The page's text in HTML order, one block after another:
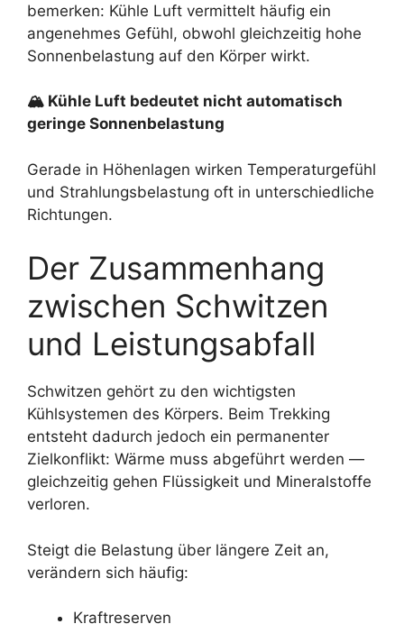
bemerken: Kühle Luft vermittelt häufig ein
angenehmes Gefühl, obwohl gleichzeitig hohe
Sonnenbelastung auf den Körper wirkt.
🏔 Kühle Luft bedeutet nicht automatisch
geringe Sonnenbelastung
Gerade in Höhenlagen wirken Temperaturgefühl
und Strahlungsbelastung oft in unterschiedliche
Richtungen.
Der Zusammenhang
zwischen Schwitzen
und Leistungsabfall
Schwitzen gehört zu den wichtigsten
Kühlsystemen des Körpers. Beim Trekking
entsteht dadurch jedoch ein permanenter
Zielkonflikt: Wärme muss abgeführt werden —
gleichzeitig gehen Flüssigkeit und Mineralstoffe
verloren.
Steigt die Belastung über längere Zeit an,
verändern sich häufig:
Kraftreserven